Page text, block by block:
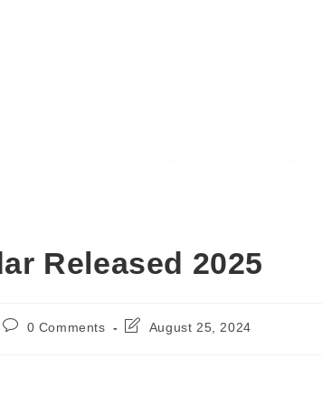
Released 2025
0 Comments August 25, 2024